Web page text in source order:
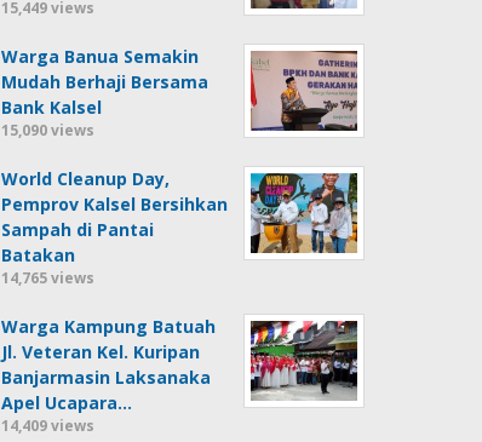
15,449 views
Warga Banua Semakin
Mudah Berhaji Bersama
Bank Kalsel
15,090 views
World Cleanup Day,
Pemprov Kalsel Bersihkan
Sampah di Pantai
Batakan
14,765 views
Warga Kampung Batuah
Jl. Veteran Kel. Kuripan
Banjarmasin Laksanaka
Apel Ucapara…
14,409 views